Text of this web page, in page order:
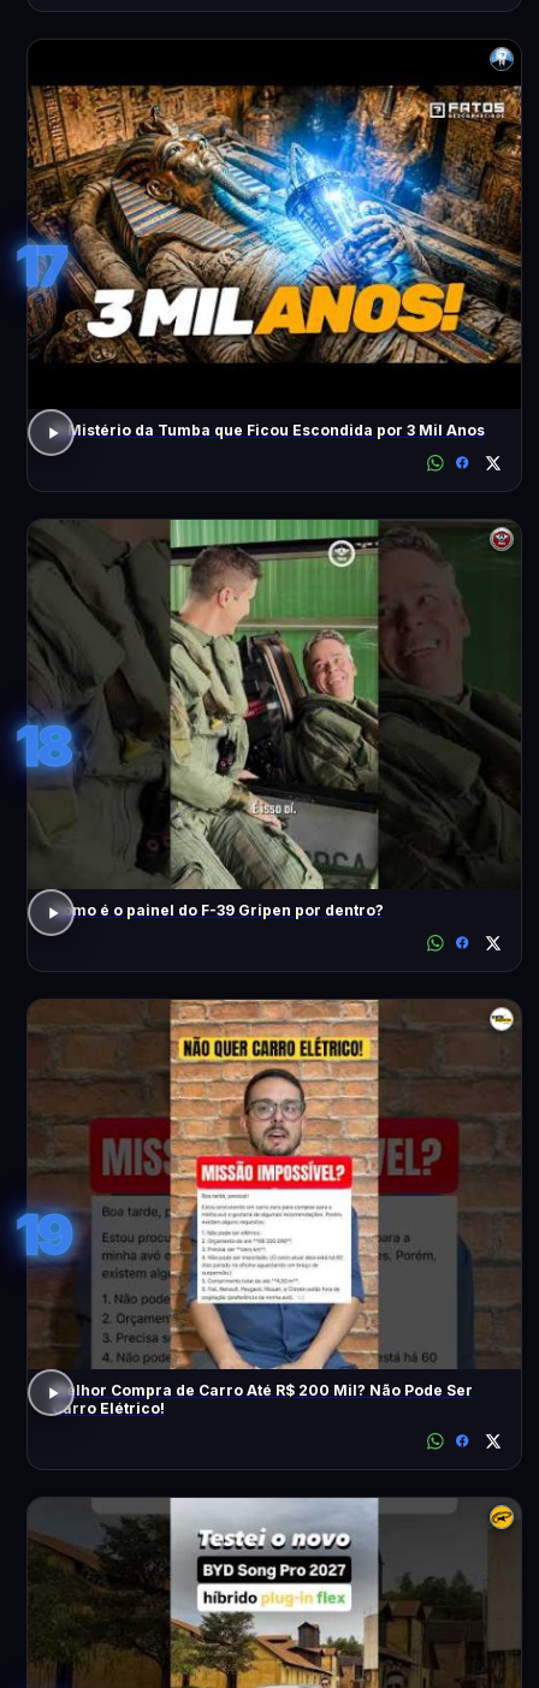
17
O Mistério da Tumba que Ficou Escondida por 3 Mil Anos
18
Como é o painel do F-39 Gripen por dentro?
19
Melhor Compra de Carro Até R$ 200 Mil? Não Pode Ser
Carro Elétrico!